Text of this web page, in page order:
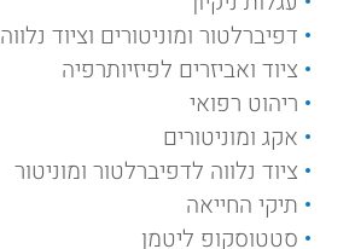
דפיברלטור ומוניטורים וציוד נלווה
ציוד ואביזרים לפיזיותרפיה
ריהוט רפואי
אקג ומוניטורים
ציוד נלווה לדפיברלטור ומוניטור
תיקי החייאה
סטטוסקופ ליטמן